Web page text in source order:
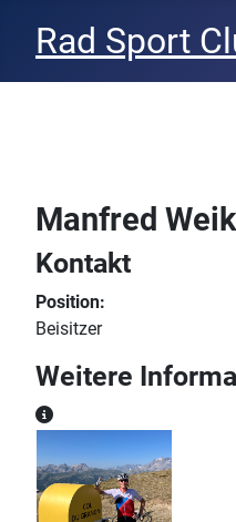
Rad Sport
Manfred Weik
Kontakt
Position:
Beisitzer
Weitere
Weitere Informationen